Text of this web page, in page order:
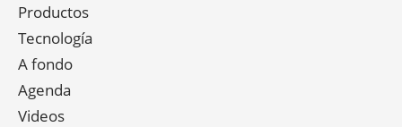
Productos
Tecnología
A fondo
Agenda
Videos